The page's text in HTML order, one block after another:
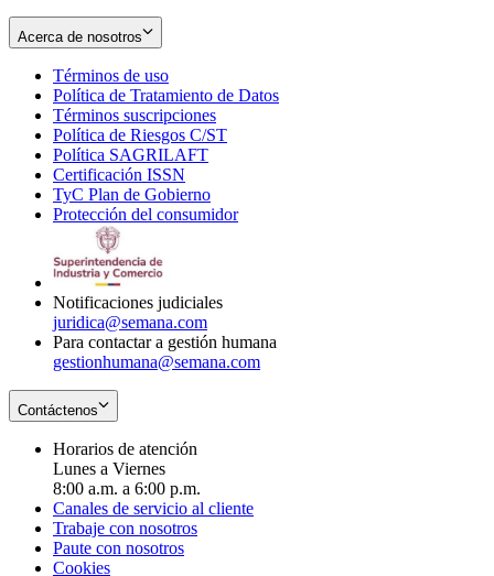
Acerca de nosotros
Términos de uso
in
new
window
Política de Tratamiento de Datos
Términos suscripciones
in
Política de Riesgos C/ST
Política SAGRILAFT
new
window
Certificación ISSN
in
new
TyC Plan de Gobierno
in
Protección del consumidorOpens
Notificaciones judiciales
juridica@semana.com
Para contactar a gestión humana
gestionhumana@semana.com
Contáctenos
Horarios de atención
Lunes a Viernes
8:00 a.m. a 6:00 p.m.
Canales de servicio al cliente
Trabaje con nosotros
Paute con nosotros
Cookies